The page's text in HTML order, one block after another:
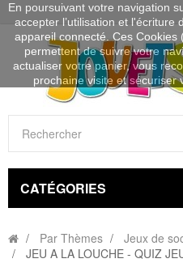
CATÉGORIES
Par Thèmes
Jeux de
JEU A LA LOUCHE - QUIZ
En poursuivant votre navigation
accepter l’utilisation et l'écriture
appareil connecté. Ces Cookies
permettent de suivre votre
actualiser votre panier, vous
prochaine visite et sécuriser